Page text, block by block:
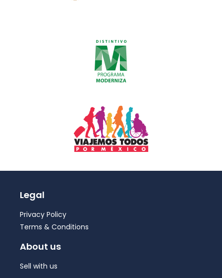
Legal
Privacy Policy
Terms & Conditions
About us
Sell with us